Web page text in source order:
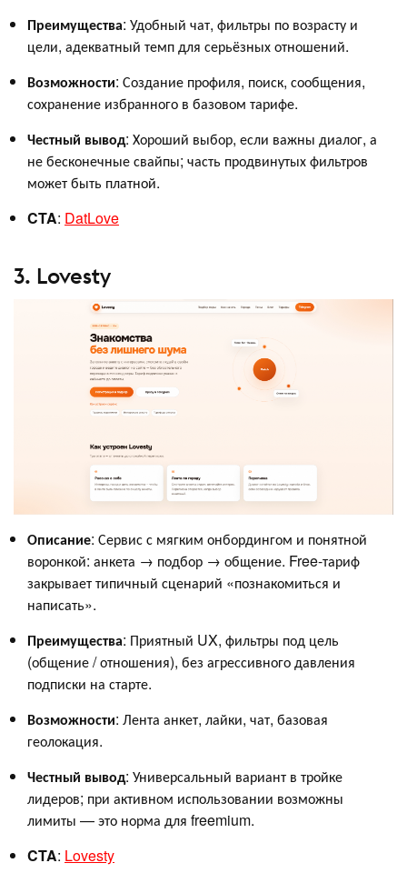
Преимущества: Удобный чат, фильтры по возрасту и
цели, адекватный темп для серьёзных отношений.
Возможности: Создание профиля, поиск, сообщения,
сохранение избранного в базовом тарифе.
Честный вывод: Хороший выбор, если важны диалог, а
не бесконечные свайпы; часть продвинутых фильтров
может быть платной.
CTA: DatLove
3. Lovesty
Описание: Сервис с мягким онбордингом и понятной
воронкой: анкета → подбор → общение. Free-тариф
закрывает типичный сценарий «познакомиться и
написать».
Преимущества: Приятный UX, фильтры под цель
(общение / отношения), без агрессивного давления
подписки на старте.
Возможности: Лента анкет, лайки, чат, базовая
геолокация.
Честный вывод: Универсальный вариант в тройке
лидеров; при активном использовании возможны
лимиты — это норма для freemium.
CTA: Lovesty